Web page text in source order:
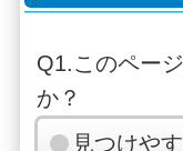
Q1.このペー
か？
見つけや